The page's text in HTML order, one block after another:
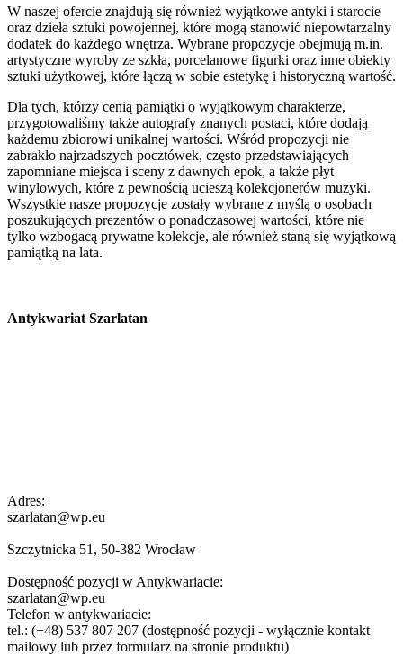
W naszej ofercie znajdują się również wyjątkowe antyki i starocie
oraz dzieła sztuki powojennej, które mogą stanowić niepowtarzalny
dodatek do każdego wnętrza. Wybrane propozycje obejmują m.in.
artystyczne wyroby ze szkła, porcelanowe figurki oraz inne obiekty
sztuki użytkowej, które łączą w sobie estetykę i historyczną wartość.
Dla tych, którzy cenią pamiątki o wyjątkowym charakterze,
przygotowaliśmy także autografy znanych postaci, które dodają
każdemu zbiorowi unikalnej wartości. Wśród propozycji nie
zabrakło najrzadszych pocztówek, często przedstawiających
zapomniane miejsca i sceny z dawnych epok, a także płyt
winylowych, które z pewnością ucieszą kolekcjonerów muzyki.
Wszystkie nasze propozycje zostały wybrane z myślą o osobach
poszukujących prezentów o ponadczasowej wartości, które nie
tylko wzbogacą prywatne kolekcje, ale również staną się wyjątkową
pamiątką na lata.
Antykwariat Szarlatan
Adres:
szarlatan@wp.eu
Szczytnicka 51, 50-382 Wrocław
Dostępność pozycji w Antykwariacie:
szarlatan@wp.eu
Telefon w antykwariacie:
tel.: (+48) 537 807 207 (dostępność pozycji - wyłącznie kontakt
mailowy lub przez formularz na stronie produktu)